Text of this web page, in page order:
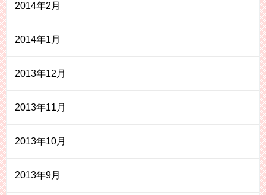
2014年2月
2014年1月
2013年12月
2013年11月
2013年10月
2013年9月